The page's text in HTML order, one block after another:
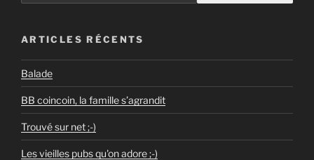
ARTICLES RÉCENTS
Balade
BB coincoin, la famille s’agrandit
Trouvé sur net ;-)
Les vieilles pubs qu'on adore ;-)